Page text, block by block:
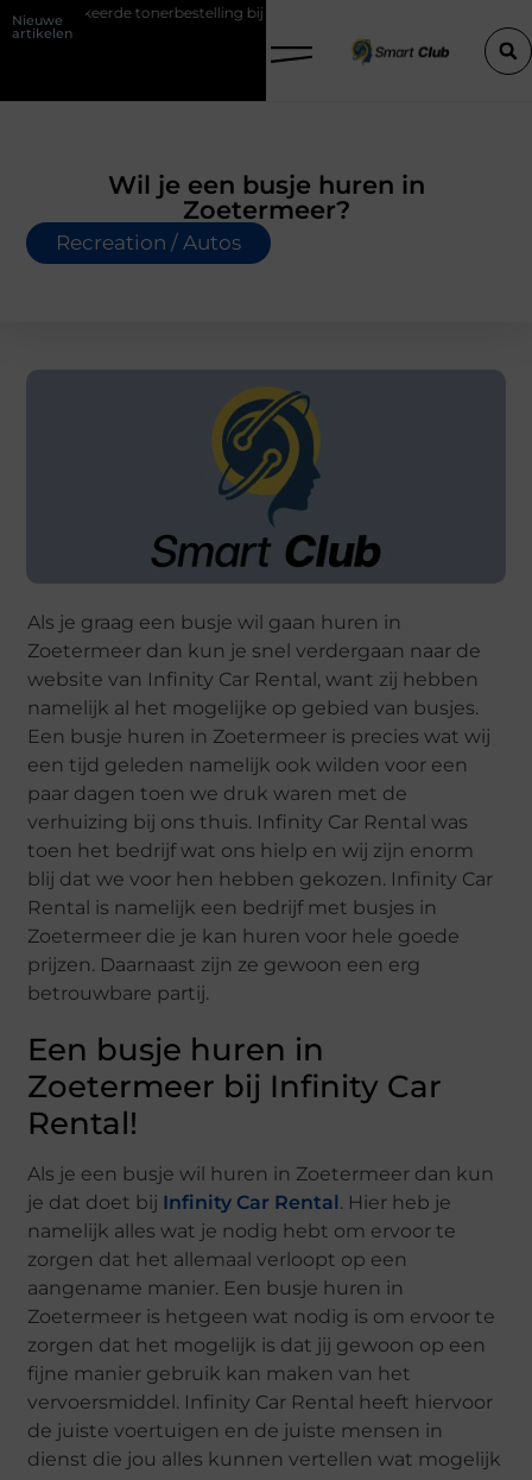
Nieuwe
artikelen
tonerbestelling bij HP printers
Wil je een busje huren in
Zoetermeer?
Recreation / Autos
Als je graag een busje wil gaan huren in
Zoetermeer dan kun je snel verdergaan naar de
website van Infinity Car Rental, want zij hebben
namelijk al het mogelijke op gebied van busjes.
Een busje huren in Zoetermeer is precies wat wij
een tijd geleden namelijk ook wilden voor een
paar dagen toen we druk waren met de
verhuizing bij ons thuis. Infinity Car Rental was
toen het bedrijf wat ons hielp en wij zijn enorm
blij dat we voor hen hebben gekozen. Infinity Car
Rental is namelijk een bedrijf met busjes in
Zoetermeer die je kan huren voor hele goede
prijzen. Daarnaast zijn ze gewoon een erg
betrouwbare partij.
Een busje huren in
Zoetermeer bij Infinity Car
Rental!
Als je een busje wil huren in Zoetermeer dan kun
je dat doet bij Infinity Car Rental. Hier heb je
namelijk alles wat je nodig hebt om ervoor te
zorgen dat het allemaal verloopt op een
aangename manier. Een busje huren in
Zoetermeer is hetgeen wat nodig is om ervoor te
zorgen dat het mogelijk is dat jij gewoon op een
fijne manier gebruik kan maken van het
vervoersmiddel. Infinity Car Rental heeft hiervoor
de juiste voertuigen en de juiste mensen in
dienst die jou alles kunnen vertellen wat mogelijk